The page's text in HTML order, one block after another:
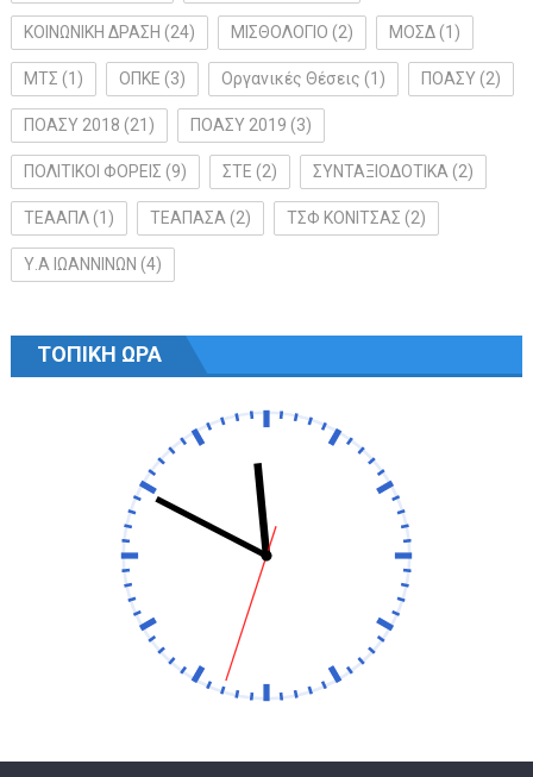
ΚΟΙΝΩΝΙΚΗ ΔΡΑΣΗ (24) ΜΙΣΘΟΛΟΓΙΟ (2) ΜΟΣΔ(1)
ΜΤΣ (1) ΟΠΚΕ (3) Οργανικές Θέσεις (1) ΠΟΑΣΥ(2)
ΠΟΑΣΥ 2018 (21) ΠΟΑΣΥ 2019 (3)
ΠΟΛΙΤΙΚΟΙ ΦΟΡΕΙΣ (9) ΣΤΕ (2) ΣΥΝΤΑΞΙΟΔΟΤΙΚΑ (2)
ΤΕΑΑΠΛ(1) ΤΕΑΠΑΣΑ (2) ΤΣΦ ΚΟΝΙΤΣΑΣ (2)
Υ.Α ΙΩΑΝΝΙΝΩΝ (4)
ΤΟΠΙΚΗ ΩΡΑ